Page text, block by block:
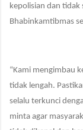
kepolisian dan
Bhabinkamtibmas
“Kami mengimbau
tidak lengah.
selalu terkunci
minta agar